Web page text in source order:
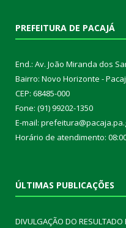
PREFEITURA DE PACAJÁ
End.: Av. João Miranda dos
Bairro: Novo Horizonte -
CEP: 68485-000
Fone: (91) 99202-1350
E-mail:
Horário de atendimento:
ÚLTIMAS PUBLICAÇÕES
DIVULGAÇÃO DO RESULTADO